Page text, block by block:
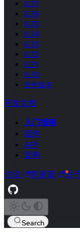
0.77
0.76
0.75
0.74
0.73
0.72
0.71
0.70
所有版本
开发文档
入门指南
组件
API
架构
讨论 热更新 关
Search